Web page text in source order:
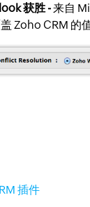
获胜 -来自
Zoho CRM 的值
插件